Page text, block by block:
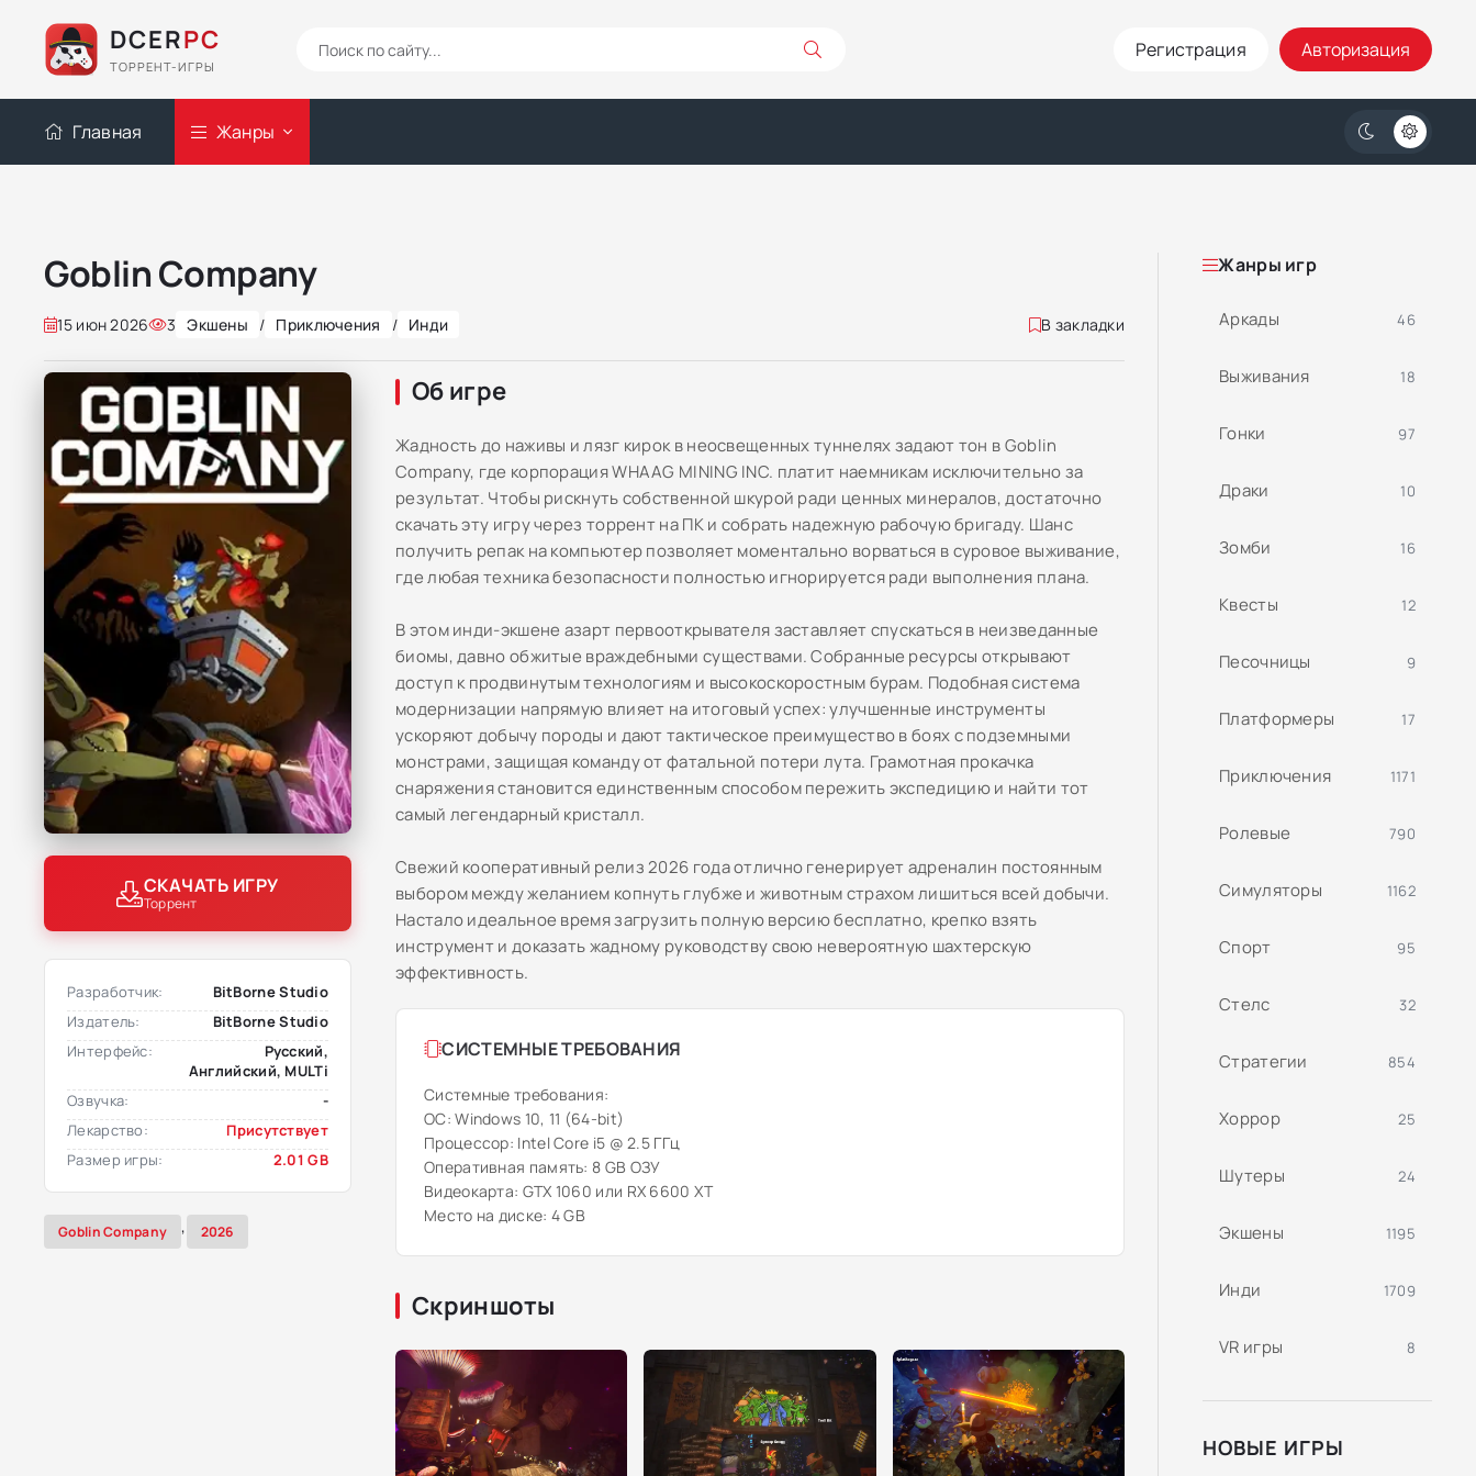
DCERPC
ТОРРЕНТ-ИГРЫ
Регистрация Авторизация
Главная Жанры
Goblin Company
15 июн 2026 3 Экшены / Приключения / Инди В закладки
СКАЧАТЬ ИГРУ
Торрент
Разработчик:
BitBorne Studio
Издатель:
BitBorne Studio
Интерфейс:
Русский,
Английский, MULTi
Озвучка:
-
Лекарство:
Присутствует
Размер игры:
2.01 GB
Goblin Company , 2026
Об игре
Жадность до наживы и лязг кирок в неосвещенных туннелях задают тон в Goblin
Company, где корпорация WHAAG MINING INC. платит наемникам исключительно за
результат. Чтобы рискнуть собственной шкурой ради ценных минералов, достаточно
скачать эту игру через торрент на ПК и собрать надежную рабочую бригаду. Шанс
получить репак на компьютер позволяет моментально ворваться в суровое выживание,
где любая техника безопасности полностью игнорируется ради выполнения плана.
В этом инди-экшене азарт первооткрывателя заставляет спускаться в неизведанные
биомы, давно обжитые враждебными существами. Собранные ресурсы открывают
доступ к продвинутым технологиям и высокоскоростным бурам. Подобная система
модернизации напрямую влияет на итоговый успех: улучшенные инструменты
ускоряют добычу породы и дают тактическое преимущество в боях с подземными
монстрами, защищая команду от фатальной потери лута. Грамотная прокачка
снаряжения становится единственным способом пережить экспедицию и найти тот
самый легендарный кристалл.
Свежий кооперативный релиз 2026 года отлично генерирует адреналин постоянным
выбором между желанием копнуть глубже и животным страхом лишиться всей добычи.
Настало идеальное время загрузить полную версию бесплатно, крепко взять
инструмент и доказать жадному руководству свою невероятную шахтерскую
эффективность.
СИСТЕМНЫЕ ТРЕБОВАНИЯ
Системные требования:
ОС: Windows 10, 11 (64-bit)
Процессор: Intel Core i5 @ 2.5 ГГц
Оперативная память: 8 GB ОЗУ
Видеокарта: GTX 1060 или RX 6600 XT
Место на диске: 4 GB
Скриншоты
Жанры игр
Аркады 46
Выживания 18
Гонки 97
Драки 10
Зомби 16
Квесты 12
Песочницы 9
Платформеры 17
Приключения 1171
Ролевые 790
Симуляторы 1162
Спорт 95
Стелс 32
Стратегии 854
Хоррор 25
Шутеры 24
Экшены 1195
Инди 1709
VR игры 8
НОВЫЕ ИГРЫ